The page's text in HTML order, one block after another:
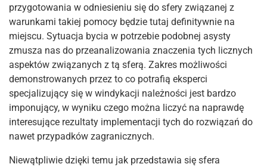
przygotowania w odniesieniu się do sfery związanej z
warunkami takiej pomocy będzie tutaj definitywnie na
miejscu. Sytuacja bycia w potrzebie podobnej asysty
zmusza nas do przeanalizowania znaczenia tych licznych
aspektów związanych z tą sferą. Zakres możliwości
demonstrowanych przez to co potrafią eksperci
specjalizujący się w windykacji należności jest bardzo
imponujący, w wyniku czego można liczyć na naprawdę
interesujące rezultaty implementacji tych do rozwiązań do
nawet przypadków zagranicznych.
Niewątpliwie dzięki temu jak przedstawia się sfera